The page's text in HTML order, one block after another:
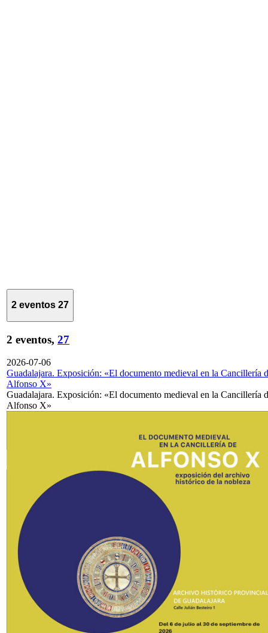
2 eventos 27
2 eventos, 27
2026-07-06
Guadalajara. Exposición: «El documento medieval en la Cancillería
Alfonso X»
Guadalajara. Exposición: «El documento medieval en la Cancillería
Alfonso X»